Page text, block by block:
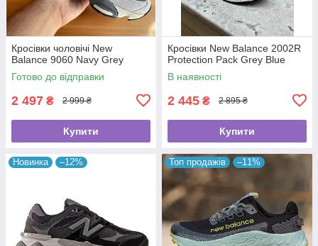
Кросівки чоловічі New
Balance 9060 Navy Grey
Готово до відправки
2 497 ₴ 2 999 ₴
Купити
Кросівки New Balance 2002R
Protection Pack Grey Blue
В наявності
2 445 ₴ 2 895 ₴
Купити
Новинка –12% Топ продажів –11%